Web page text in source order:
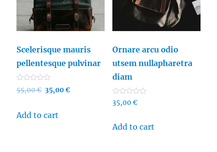
Scelerisque mauris
pellentesque pulvinar
R
a
d
0
55,00€ 35,00€
Add to cart
Ornare arcu odio
utsem nullapharetra
diam
R
a
d
0
35,00 €
Add to cart